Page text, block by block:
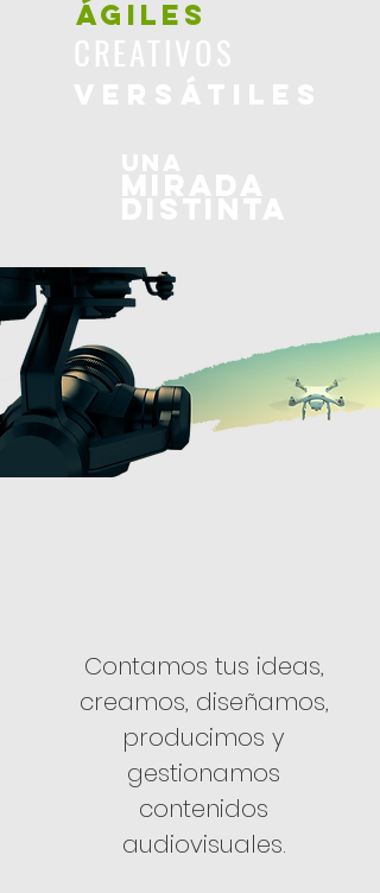
ÁGILES
Contamos tus ideas,
creamos, diseñamos,
producimos y
gestionamos
contenidos
audiovisuales.